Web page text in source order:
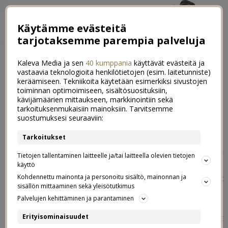
Lasten meikkaaminen – MP?
Sain yhdeltä ihanalta pitkäaikaiselta seuraajaltani
postaustoiveen siitä, mitä mieltä olen lasten
meikkaamisesta. Hänen oma lapsensa oli alkanut
kiinnostumaan meikkaamisesta nyt pikkukoululaisena, ja
hän halusi kuulla, miten meillä kolmen lapsen kanssa
suhtaudutaan tähän asiaan. No, meilläkin meikit
Käytämme evästeitä
tarjotaksemme parempia palveluja
Kaleva Media ja sen 40 kumppania käyttävät evästeitä ja
vastaavia teknologioita henkilötietojen (esim. laitetunniste)
keräämiseen. Tekniikoita käytetään esimerkiksi sivustojen
toiminnan optimoimiseen, sisältösuosituksiin,
kävijämäärien mittaukseen, markkinointiin sekä
tarkoituksenmukaisiin mainoksiin. Tarvitsemme
suostumuksesi seuraaviin:
Tarkoitukset
Tietojen tallentaminen laitteelle ja/tai laitteella olevien tietojen
käyttö
Kohdennettu mainonta ja personoitu sisältö, mainonnan ja
sisällön mittaaminen sekä yleisötutkimus
Palvelujen kehittäminen ja parantaminen
Erityisominaisuudet